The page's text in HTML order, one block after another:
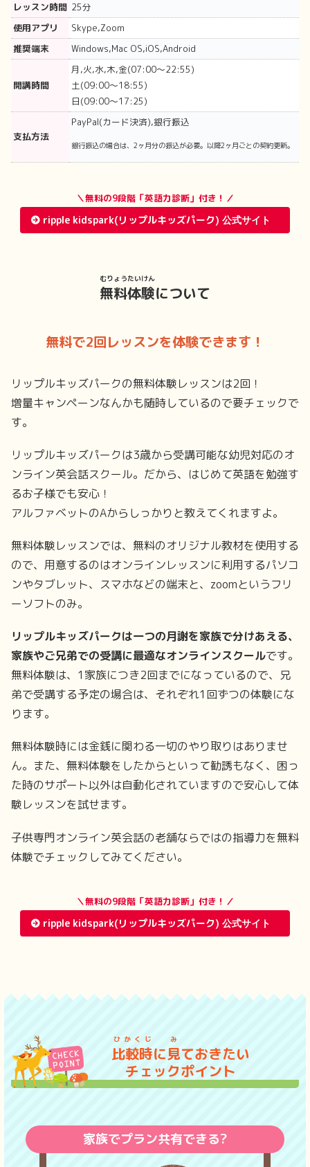
レッスン時間 25分
使用アプリ
Skype,Zoom
推奨端末
Windows,Mac OS,iOS,Android
開講時間
月,火,水,木,金(07:00〜22:55)
土(09:00〜18:55)
日(09:00〜17:25)
支払方法
PayPal(カード決済),銀行振込
銀行振込の場合は、2ヶ月分の振込が必要。以降2ヶ月ごとの契約更新。
＼無料の9段階「英語力診断」付き！／
ripple kidspark(リップルキッズパーク)
無料体験
むりょうたいけん
について
無料で2回レッスンを体験できます！
リップルキッズパークの無料体験レッスンは2回！
増量キャンペーンなんかも随時しているので要チェックで
す。
リップルキッズパークは3歳から受講可能な幼児対応のオ
ンライン英会話スクール。だから、はじめて英語を勉強す
るお子様でも安心！
アルファベットのAからしっかりと教えてくれますよ。
無料体験レッスンでは、無料のオリジナル教材を使用する
ので、用意するのはオンラインレッスンに利用するパソコ
ンやタブレット、スマホなどの端末と、zoomというフリ
ーソフトのみ。
リップルキッズパークは一つの月謝を家族で分けあえる、
家族やご兄弟での受講に最適なオンラインスクールです。
無料体験は、1家族につき2回までになっているので、兄
弟で受講する予定の場合は、それぞれ1回ずつの体験にな
ります。
無料体験時には金銭に関わる一切のやり取りはありませ
ん。また、無料体験をしたからといって勧誘もなく、困っ
た時のサポート以外は自動化されていますので安心して体
験レッスンを試せます。
子供専門オンライン英会話の老舗ならではの指導力を無料
体験でチェックしてみてください。
＼無料の9段階「英語力診断」付き！／
ripple kidspark(リップルキッズパーク)
比較時
ひかくじ
に見
み
ておきたい
チェックポイント
家族でプラン共有できる?